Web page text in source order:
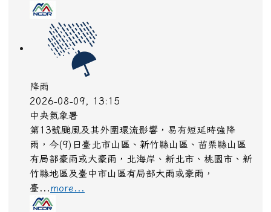
降雨
2026-08-09, 13:15
中央氣象署
第13號颱風及其外圍環流影響，易有短延時強降
雨，今(9)日臺北市山區、新竹縣山區、苗栗縣山區
有局部豪雨或大豪雨，北海岸、新北市、桃園市、新
竹縣地區及臺中市山區有局部大雨或豪雨，
臺...more...